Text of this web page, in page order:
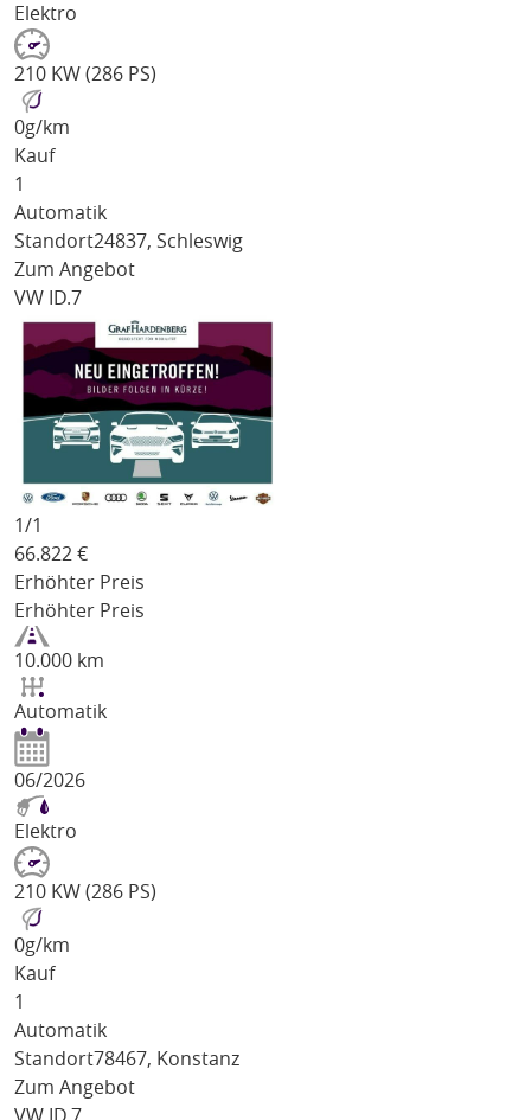
Elektro
210 KW (286 PS)
0g/km
Kauf
1
Automatik
Standort24837, Schleswig
Zum Angebot
VW ID.7
1/1
66.822 €
Erhöhter Preis
Erhöhter Preis
10.000 km
Automatik
06/2026
Elektro
210 KW (286 PS)
0g/km
Kauf
1
Automatik
Standort78467, Konstanz
Zum Angebot